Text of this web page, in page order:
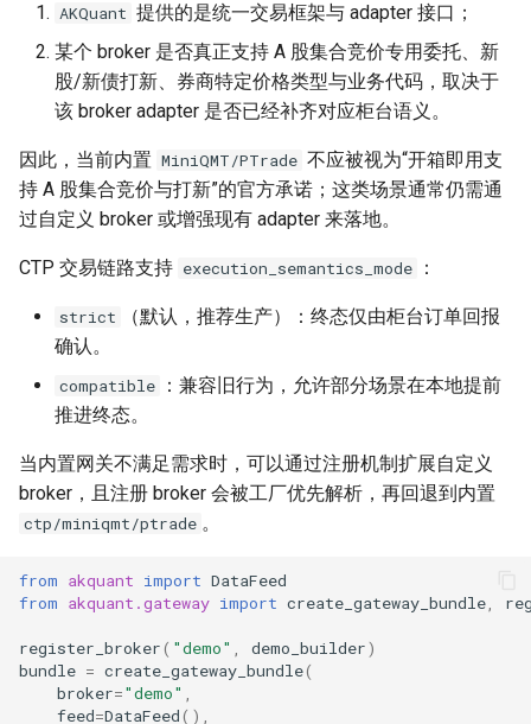
课后练习
基础题
应用题
综合题
常见错误与排查
AKQuant 提供的是统一交易框架与 adapter 接口；
某个 broker 是否真正支持 A 股集合竞价专用委托、新
股/新债打新、券商特定价格类型与业务代码，取决于
该 broker adapter 是否已经补齐对应柜台语义。
因此，当前内置 MiniQMT/PTrade 不应被视为“开箱即用支
持 A 股集合竞价与打新”的官方承诺；这类场景通常仍需通
过自定义 broker 或增强现有 adapter 来落地。
CTP 交易链路支持 execution_semantics_mode ：
strict
（默认，推荐生产）：终态仅由柜台订单回报
确认。
compatible
：兼容旧行为，允许部分场景在本地提前
推进终态。
当内置网关不满足需求时，可以通过注册机制扩展自定义
broker，且注册 broker 会被工厂优先解析，再回退到内置
ctp/miniqmt/ptrade 。
from akquant import DataFeed
from akquant.gateway import create_gateway_bundle
register_broker( "demo" demo_builder)
bundle = create_gateway_bundle(
broker="demo"
feed=DataFeed(),